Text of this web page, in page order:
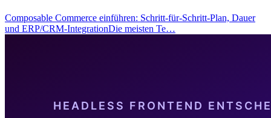
Composable Commerce einführen: Schritt-für-Schritt-Plan, Dauer
und ERP/CRM-IntegrationDie meisten Te…